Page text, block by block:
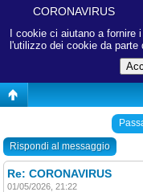
I cookie ci aiutano a
l'utilizzo dei cookie da parte
CORONAVIRUS
Rispondi al messaggio
Re: CORONAVIRUS
01/05/2026, 21:22